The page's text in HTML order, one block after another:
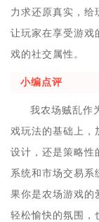
力求还原真实，给
让玩家在享受游戏
戏的社交属性。
小编点评
我农场贼乱作
戏玩法的基础上，
设计，还是策略性
系统和市场交易系
果你是农场游戏的
轻松愉快的氛围，